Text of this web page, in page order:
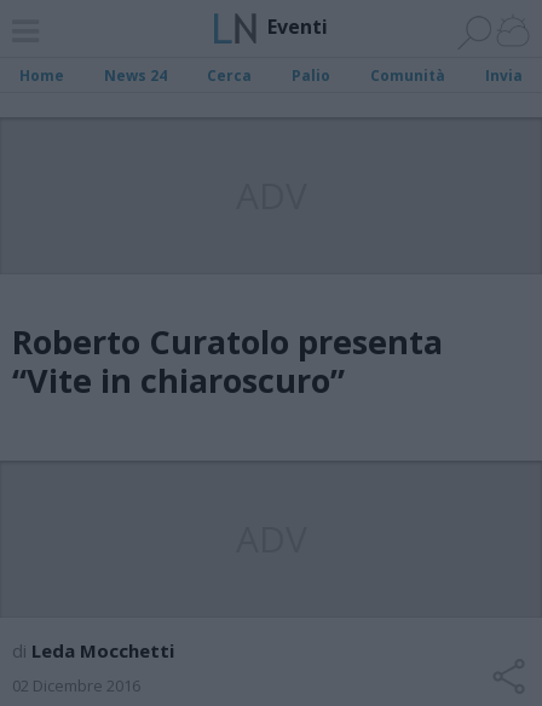
Eventi
Home News 24 Cerca Palio Comunità Invia
Roberto Curatolo presenta
“Vite in chiaroscuro”
di Leda Mocchetti
02 Dicembre 2016